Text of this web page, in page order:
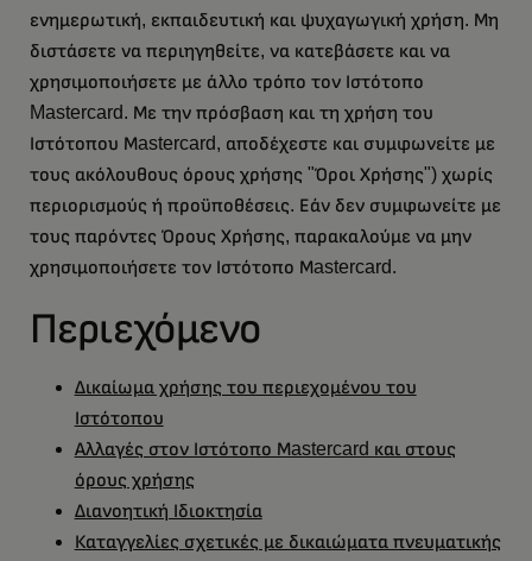
ενημερωτική, εκπαιδευτική και ψυχαγωγική χρήση. Μη
διστάσετε να περιηγηθείτε, να κατεβάσετε και να
χρησιμοποιήσετε με άλλο τρόπο τον Ιστότοπο
Mastercard. Με την πρόσβαση και τη χρήση του
Ιστότοπου Μastercard, αποδέχεστε και συμφωνείτε με
τους ακόλουθους όρους χρήσης "Όροι Χρήσης") χωρίς
περιορισμούς ή προϋποθέσεις. Εάν δεν συμφωνείτε με
τους παρόντες Όρους Χρήσης, παρακαλούμε να μην
χρησιμοποιήσετε τον Ιστότοπο Μastercard.
Περιεχόμενο
Δικαίωμα χρήσης του περιεχομένου του
Ιστότοπου
Αλλαγές στον Ιστότοπο Μastercard και στους
όρους χρήσης
Διανοητική Ιδιοκτησία
Καταγγελίες σχετικές με δικαιώματα πνευματικής